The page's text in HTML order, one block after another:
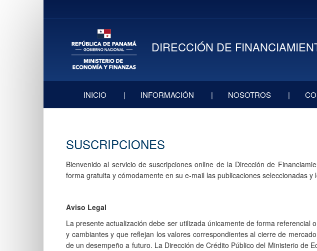
DIRECCIÓN DE
INICIO INFORMACIÓN NOSOTROS
SUSCRIPCIONES
Bienvenido al servicio de suscripciones online de la Dirección de
forma gratuita y cómodamente en su e-mail las publicaciones seleccionadas y
Aviso Legal
La presente actualización debe ser utilizada únicamente de forma
y cambiantes y que reflejan los valores correspondientes al cierre de
de un desempeño a fut​​​​​uro. La Dirección de Crédito Público del Ministerio de